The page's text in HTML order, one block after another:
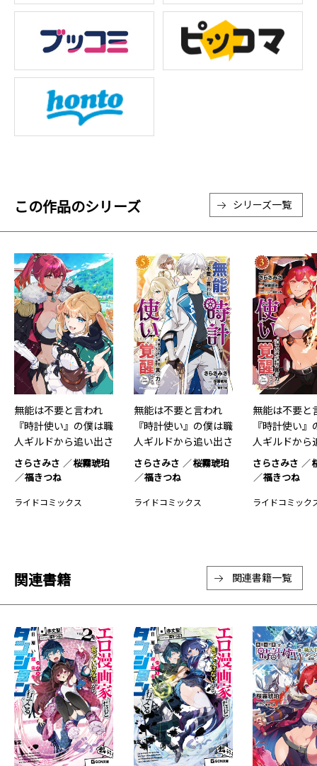
この作品のシリーズ シリーズ一覧
無能は不要と言われ
『時計使い』の僕は職
人ギルドから追い出さ
れるも…6
さらさみさ
桜霧琥珀
福きつね
ライドコミックス
無能は不要と言われ
『時計使い』の僕は職
人ギルドから追い出さ
れるも…5
さらさみさ
桜霧琥珀
福きつね
ライドコミックス
無能は不要と
『時計使い
人ギルドから
れるも…3
さらさみさ
福きつね
ライドコミック
関連書籍 関連書籍一覧